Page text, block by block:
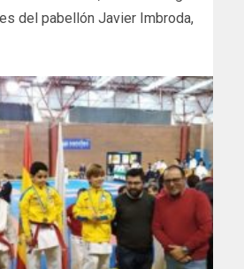
del pabellón Javier Imbroda,